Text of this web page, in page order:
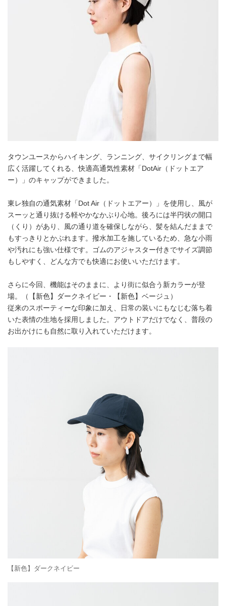
タウンユースからハイキング、ランニング、サイクリングまで幅
広く活躍してくれる、快適高通気性素材「DotAir（ドットエア
ー）」のキャップができました。
東レ独自の通気素材「Dot Air（ドットエアー）」を使用し、風が
スーッと通り抜ける軽やかなかぶり心地。後ろには半円状の開口
（くり）があり、風の通り道を確保しながら、髪を結んだままで
もすっきりとかぶれます。撥水加工を施しているため、急な小雨
や汚れにも強い仕様です。ゴムのアジャスター付きでサイズ調節
もしやすく、どんな方でも快適にお使いいただけます。
さらに今回、機能はそのままに、より街に似合う新カラーが登
場。（【新色】ダークネイビー・【新色】ベージュ）
従来のスポーティーな印象に加え、日常の装いにもなじむ落ち着
いた表情の生地を採用しました。アウトドアだけでなく、普段の
お出かけにも自然に取り入れていただけます。
【新色】ダークネイビー